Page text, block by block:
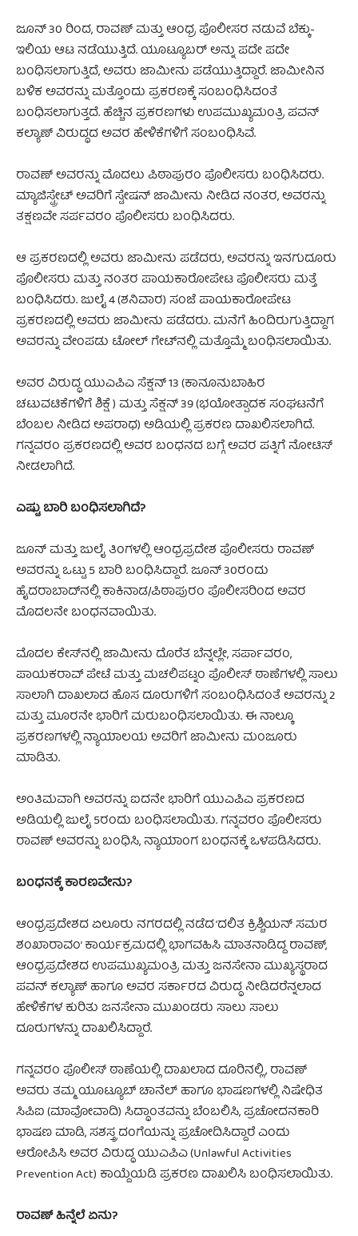
ಜೂನ್ 30 ರಿಂದ, ರಾವಣ್ ಮತ್ತು ಆಂಧ್ರ ಪೊಲೀಸರ ನಡುವೆ ಬೆಕ್ಕು-
ಇಲಿಯ ಆಟ ನಡೆಯುತ್ತಿದೆ. ಯೂಟ್ಯೂಬರ್ ಅನ್ನು ಪದೇ ಪದೇ
ಬಂಧಿಸಲಾಗುತ್ತಿದೆ, ಅವರು ಜಾಮೀನು ಪಡೆಯುತ್ತಿದ್ದಾರೆ. ಜಾಮೀನಿನ
ಬಳಿಕ ಅವರನ್ನು ಮತ್ತೊಂದು ಪ್ರಕರಣಕ್ಕೆ ಸಂಬಂಧಿಸಿದಂತೆ
ಬಂಧಿಸಲಾಗುತ್ತದೆ. ಹೆಚ್ಚಿನ ಪ್ರಕರಣಗಳು ಉಪಮುಖ್ಯಮಂತ್ರಿ ಪವನ್
ಕಲ್ಯಾಣ್ ವಿರುದ್ಧದ ಅವರ ಹೇಳಿಕೆಗಳಿಗೆ ಸಂಬಂಧಿಸಿವೆ.
ರಾವಣ್‌ ಅವರನ್ನು ಮೊದಲು ಪಿಠಾಪುರಂ ಪೊಲೀಸರು ಬಂಧಿಸಿದರು.
ಮ್ಯಾಜಿಸ್ಟ್ರೇಟ್ ಅವರಿಗೆ ಸ್ಟೇಷನ್ ಜಾಮೀನು ನೀಡಿದ ನಂತರ, ಅವರನ್ನು
ತಕ್ಷಣವೇ ಸರ್ಪವರಂ ಪೊಲೀಸರು ಬಂಧಿಸಿದರು.
ಆ ಪ್ರಕರಣದಲ್ಲಿ ಅವರು ಜಾಮೀನು ಪಡೆದರು, ಅವರನ್ನು ಇನಗುದೂರು
ಪೊಲೀಸರು ಮತ್ತು ನಂತರ ಪಾಯಕಾರೋಪೇಟ ಪೊಲೀಸರು ಮತ್ತೆ
ಬಂಧಿಸಿದರು. ಜುಲೈ 4 (ಶನಿವಾರ) ಸಂಜೆ ಪಾಯಕಾರೋಪೇಟ
ಪ್ರಕರಣದಲ್ಲಿ ಅವರು ಜಾಮೀನು ಪಡೆದರು. ಮನೆಗೆ ಹಿಂದಿರುಗುತ್ತಿದ್ದಾಗ
ಅವರನ್ನು ವೇಂಪಡು ಟೋಲ್ ಗೇಟ್‌ನಲ್ಲಿ ಮತ್ತೊಮ್ಮೆ ಬಂಧಿಸಲಾಯಿತು.
ಅವರ ವಿರುದ್ಧ ಯುಎಪಿಎ ಸೆಕ್ಷನ್ 13 (ಕಾನೂನುಬಾಹಿರ
ಚಟುವಟಿಕೆಗಳಿಗೆ ಶಿಕ್ಷೆ) ಮತ್ತು ಸೆಕ್ಷನ್ 39 (ಭಯೋತ್ಪಾದಕ ಸಂಘಟನೆಗೆ
ಬೆಂಬಲ ನೀಡಿದ ಅಪರಾಧ) ಅಡಿಯಲ್ಲಿ ಪ್ರಕರಣ ದಾಖಲಿಸಲಾಗಿದೆ.
ಗನ್ನವರಂ ಪ್ರಕರಣದಲ್ಲಿ ಅವರ ಬಂಧನದ ಬಗ್ಗೆ ಅವರ ಪತ್ನಿಗೆ ನೋಟಿಸ್
ನೀಡಲಾಗಿದೆ.
ಎಷ್ಟು ಬಾರಿ ಬಂಧಿಸಲಾಗಿದೆ?
ಜೂನ್ ಮತ್ತು ಜುಲೈ ತಿಂಗಳಲ್ಲಿ ಆಂಧ್ರಪ್ರದೇಶ ಪೊಲೀಸರು ರಾವಣ್
ಅವರನ್ನು ಒಟ್ಟು 5 ಬಾರಿ ಬಂಧಿಸಿದ್ದಾರೆ. ಜೂನ್ 30ರಂದು
ಹೈದರಾಬಾದ್‌ನಲ್ಲಿ ಕಾಕಿನಾಡ/ಪಿಠಾಪುರಂ ಪೊಲೀಸರಿಂದ ಅವರ
ಮೊದಲನೇ ಬಂಧನವಾಯಿತು.
ಮೊದಲ ಕೇಸ್‌ನಲ್ಲಿ ಜಾಮೀನು ದೊರೆತ ಬೆನ್ನಲ್ಲೇ, ಸರ್ಪಾವರಂ,
ಪಾಯಕರಾವ್ ಪೇಟೆ ಮತ್ತು ಮಚಲಿಪಟ್ನಂ ಪೊಲೀಸ್ ಠಾಣೆಗಳಲ್ಲಿ ಸಾಲು
ಸಾಲಾಗಿ ದಾಖಲಾದ ಹೊಸ ದೂರುಗಳಿಗೆ ಸಂಬಂಧಿಸಿದಂತೆ ಅವರನ್ನು 2
ಮತ್ತು ಮೂರನೇ ಭಾರಿಗೆ ಮರುಬಂಧಿಸಲಾಯಿತು. ಈ ನಾಲ್ಕೂ
ಪ್ರಕರಣಗಳಲ್ಲಿ ನ್ಯಾಯಾಲಯ ಅವರಿಗೆ ಜಾಮೀನು ಮಂಜೂರು
ಮಾಡಿತು.
ಅಂತಿಮವಾಗಿ ಅವರನ್ನು ಐದನೇ ಭಾರಿಗೆ ಯುಎಪಿಎ ಪ್ರಕರಣದ
ಅಡಿಯಲ್ಲಿ ಜುಲೈ 5ರಂದು ಬಂಧಿಸಲಾಯಿತು. ಗನ್ನವರಂ ಪೊಲೀಸರು
ರಾವಣ್ ಅವರನ್ನು ಬಂಧಿಸಿ, ನ್ಯಾಯಾಂಗ ಬಂಧನಕ್ಕೆ ಒಳಪಡಿಸಿದರು.
ಬಂಧನಕ್ಕೆ ಕಾರಣವೇನು?
ಆಂಧ್ರಪ್ರದೇಶದ ಏಲೂರು ನಗರದಲ್ಲಿ ನಡೆದ ‘ದಲಿತ ಕ್ರಿಶ್ಚಿಯನ್ ಸಮರ
ಶಂಖಾರಾವಂ’ ಕಾರ್ಯಕ್ರಮದಲ್ಲಿ ಭಾಗವಹಿಸಿ ಮಾತನಾಡಿದ್ದ ರಾವಣ್,
ಆಂಧ್ರಪ್ರದೇಶದ ಉಪಮುಖ್ಯಮಂತ್ರಿ ಮತ್ತು ಜನಸೇನಾ ಮುಖ್ಯಸ್ಥರಾದ
ಪವನ್ ಕಲ್ಯಾಣ್ ಹಾಗೂ ಅವರ ಸರ್ಕಾರದ ವಿರುದ್ಧ ನೀಡಿದರೆನ್ನಲಾದ
ಹೇಳಿಕೆಗಳ ಕುರಿತು ಜನಸೇನಾ ಮುಖಂಡರು ಸಾಲು ಸಾಲು
ದೂರುಗಳನ್ನು ದಾಖಲಿಸಿದ್ದಾರೆ.
ಗನ್ನವರಂ ಪೊಲೀಸ್ ಠಾಣೆಯಲ್ಲಿ ದಾಖಲಾದ ದೂರಿನಲ್ಲಿ, ರಾವಣ್
ಅವರು ತಮ್ಮ ಯೂಟ್ಯೂಬ್ ಚಾನೆಲ್ ಹಾಗೂ ಭಾಷಣಗಳಲ್ಲಿ ನಿಷೇಧಿತ
ಸಿಪಿಐ (ಮಾವೋವಾದಿ) ಸಿದ್ಧಾಂತವನ್ನು ಬೆಂಬಲಿಸಿ, ಪ್ರಚೋದನಕಾರಿ
ಭಾಷಣ ಮಾಡಿ, ಸಶಸ್ತ್ರ ದಂಗೆಯನ್ನು ಪ್ರಚೋದಿಸಿದ್ದಾರೆ ಎಂದು
ಆರೋಪಿಸಿ ಅವರ ವಿರುದ್ಧ ಯುಎಪಿಎ (Unlawful Activities
Prevention Act) ಕಾಯ್ದೆಯಡಿ ಪ್ರಕರಣ ದಾಖಲಿಸಿ ಬಂಧಿಸಲಾಯಿತು.
ರಾವಣ್ ಹಿನ್ನೆಲೆ ಏನು?